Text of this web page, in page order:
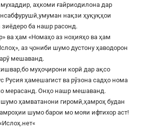
аҳкоми ғайриодилона дар
нақзи ҳуқуқҳои
ба нашр расонд.
ва ҳам «Номаҳо аз ноҳияҳо ва ҳам
аз ҷониби шумо дустону ҳаводорон
мешаванд.
муҳоҷирони корӣ дар ақсо
Русия ҳамешагист ва рӯзона садҳо нома
мерасанд. Онҳо нашр мешаванд.
ҳамватанони гиромӣ,ҳамроҳ будан
шумо барои мо мояи ифтихор аст!
Ислоҳ.нет«